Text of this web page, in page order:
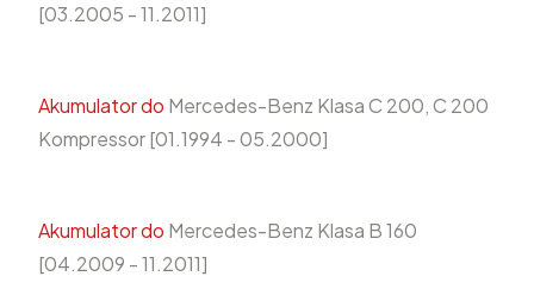
[03.2005 - 11.2011]
Akumulator do Mercedes-Benz Klasa C 200, C 200
Kompressor [01.1994 - 05.2000]
Akumulator do Mercedes-Benz Klasa B 160
[04.2009 - 11.2011]